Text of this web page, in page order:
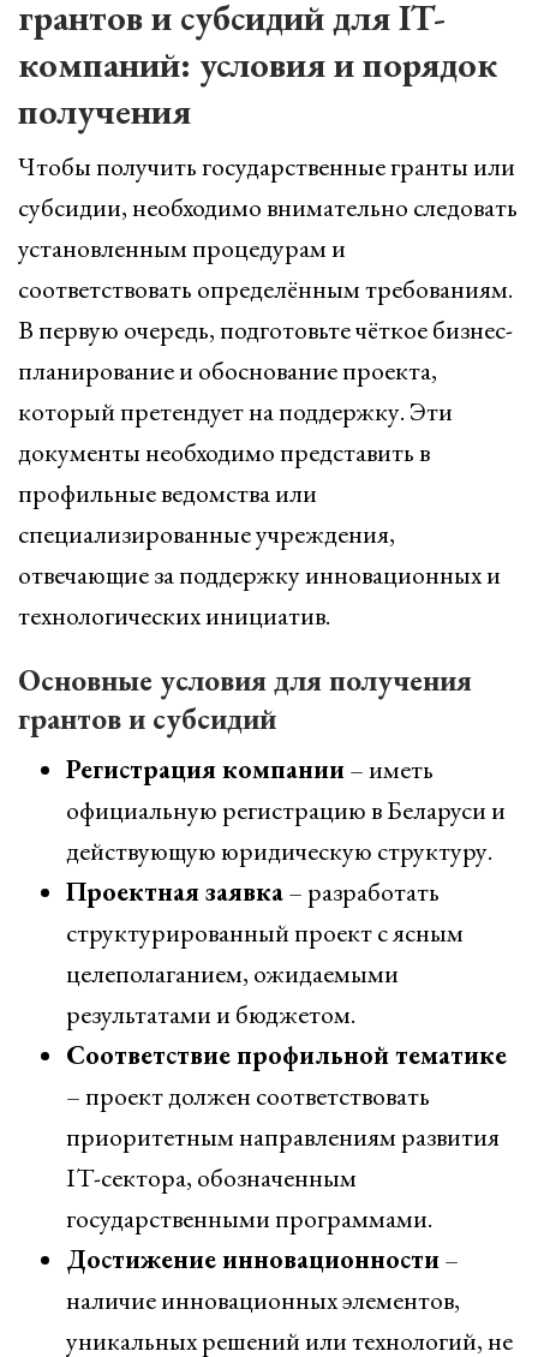
грантов и субсидий для IT-
компаний: условия и порядок
получения
Чтобы получить государственные гранты или
субсидии, необходимо внимательно следовать
установленным процедурам и
соответствовать определённым требованиям.
В первую очередь, подготовьте чёткое бизнес-
планирование и обоснование проекта,
который претендует на поддержку. Эти
документы необходимо представить в
профильные ведомства или
специализированные учреждения,
отвечающие за поддержку инновационных и
технологических инициатив.
Основные условия для получения
грантов и субсидий
Регистрация компании– иметь
официальную регистрацию в Беларуси и
действующую юридическую структуру.
Проектная заявка– разработать
структурированный проект с ясным
целеполаганием, ожидаемыми
результатами и бюджетом.
Соответствие профильной тематике
– проект должен соответствовать
приоритетным направлениям развития
IT-сектора, обозначенным
государственными программами.
Достижение инновационности–
наличие инновационных элементов,
уникальных решений или технологий, не